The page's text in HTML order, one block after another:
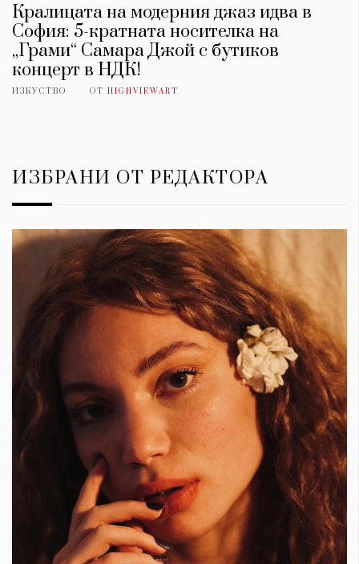
Кралицата на модерния джаз идва в
София: 5-кратната носителка на
„Грами“ Самара Джой с бутиков
концерт в НДК!
ИЗКУСТВО ОТ HIGHVIEWART
ИЗБРАНИ ОТ РЕДАКТОРА